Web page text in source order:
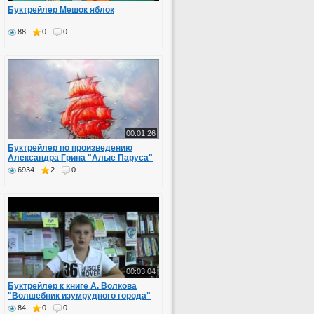
Буктрейлер Мешок яблок
88 0 0
00:01:26
Буктрейлер по произведению
Александра Грина "Алые Паруса"
6934 2 0
00:03:04
Буктрейлер к книге А. Волкова
"Волшебник изумрудного города"
84 0 0